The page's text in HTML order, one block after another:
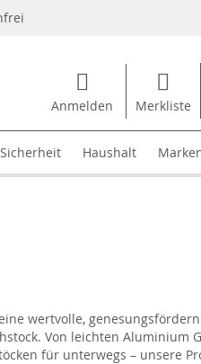
Anmelden Merkliste
Sicherheit Haushalt
wertvolle,
Von leichten Aluminium
für unterwegs – unsere